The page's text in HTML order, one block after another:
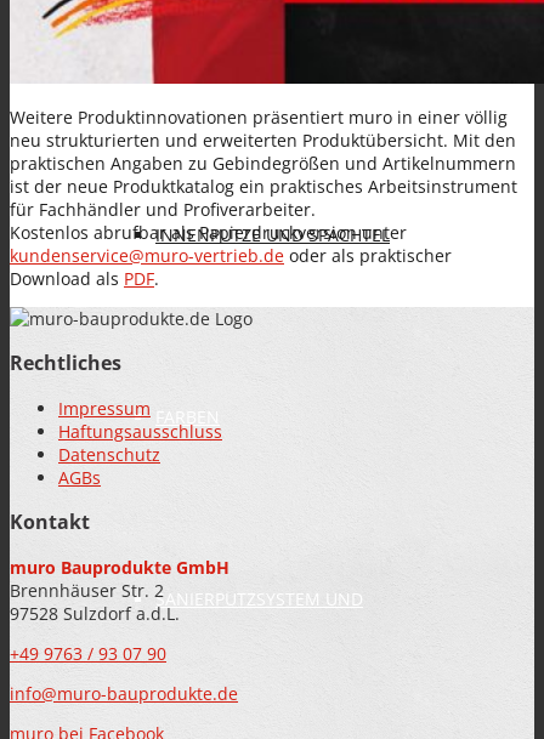
OBER- UND EDELPUTZE
INNENPUTZE UND SPACHTEL
FARBEN
SANIERPUTZSYSTEM UND
Weitere Produktinnovationen präsentiert muro in einer völlig
neu strukturierten und erweiterten Produktübersicht. Mit den
praktischen Angaben zu Gebindegrößen und Artikelnummern
ist der neue Produktkatalog ein praktisches Arbeitsinstrument
für Fachhändler und Profiverarbeiter.
Kostenlos abrufbar als Papierdruckversion unter
kundenservice@muro-vertrieb.de oder als praktischer
Download als PDF.
Rechtliches
Impressum
Haftungsausschluss
Datenschutz
AGBs
Kontakt
muro Bauprodukte GmbH
Brennhäuser Str. 2
97528 Sulzdorf a.d.L.
+49 9763 / 93 07 90
info@muro-bauprodukte.de
muro bei Facebook